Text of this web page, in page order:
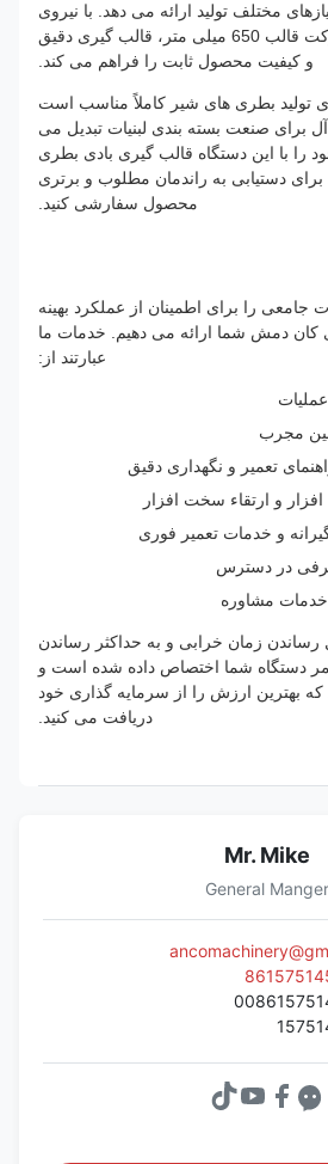
مختلف تولید ارائه می دهد. با نیروی
گیره قوی 120KN و حرکت قالب 650 میلی متر، قالب گیری دقیق
محصول ثابت را فراهم می کند.
بطری های شیر کاملاً مناسب است
صنعت بسته بندی لبنیات تبدیل می
با این دستگاه قالب گیری بادی بطری
دستیابی به راندمان مطلوب و برتری
محصول سفارشی کنید.
را برای اطمینان از عملکرد بهینه
دمش شما ارائه می دهیم. خدمات ما
عبارتند از:
تعمیر و نگهداری دقیق
و ارتقاء سخت افزار
و خدمات تعمیر فوری
دسترس
مشاوره
زمان خرابی و به حداکثر رساندن
شما اختصاص داده شده است و
ارزش را از سرمایه گذاری خود
دریافت می کنید.
Mr.
General